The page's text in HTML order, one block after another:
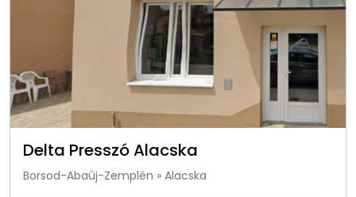
Delta Presszó Alacska
Borsod-Abaúj-Zemplén » Alacska